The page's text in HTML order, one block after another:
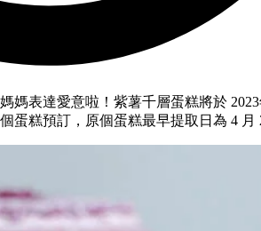
媽表達愛意啦！紫薯千層蛋糕將於 2023
糕預訂，原個蛋糕最早提取日為 4 月